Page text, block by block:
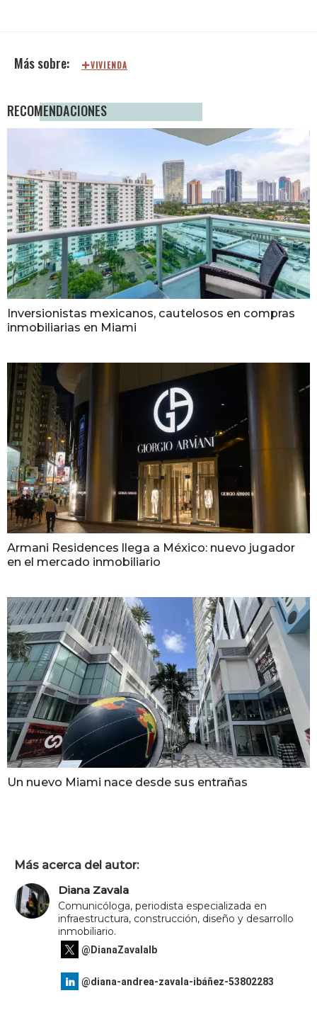
VIVIENDA
RECOMENDACIONES
Inversionistas mexicanos, cautelosos en compras
inmobiliarias en Miami
Armani Residences llega a México: nuevo jugador
en el mercado inmobiliario
Un nuevo Miami nace desde sus entrañas
Más acerca del autor:
Diana Zavala
Comunicóloga, periodista especializada en
infraestructura, construcción, diseño y desarrollo
inmobiliario.
@DianaZavalaIb
@diana-andrea-zavala-ibáñez-53802283